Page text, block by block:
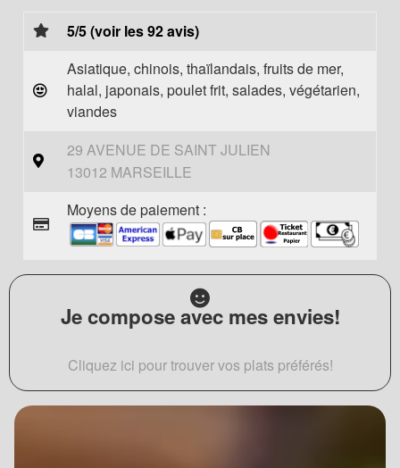
5/5 (voir les 92 avis)
Asiatique, chinois, thaïlandais, fruits de mer,
halal, japonais, poulet frit, salades, végétarien,
viandes
29 AVENUE DE SAINT JULIEN
13012 MARSEILLE
Moyens de paiement :
Je compose avec mes envies!
Cliquez ici pour trouver vos plats préférés!